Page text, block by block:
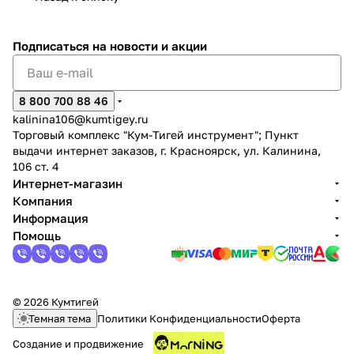
Подписаться на новости и акции
8 800 700 88 46
kalinina106@kumtigey.ru
Торговый комплекс "Кум-Тигей инструмент"; Пункт
выдачи интернет заказов, г. Красноярск, ул. Калинина,
106 ст. 4
Интернет-магазин
Компания
Информация
Помощь
© 2026 Кумтигей
Темная тема Политики КонфиденциальностиОферта
Создание и продвижение